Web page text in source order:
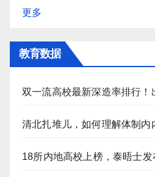
更多
教育数据
双一流高校最新深造率排行！
清北扎堆儿，如何理解体制内
18所内地高校上榜，泰晤士发